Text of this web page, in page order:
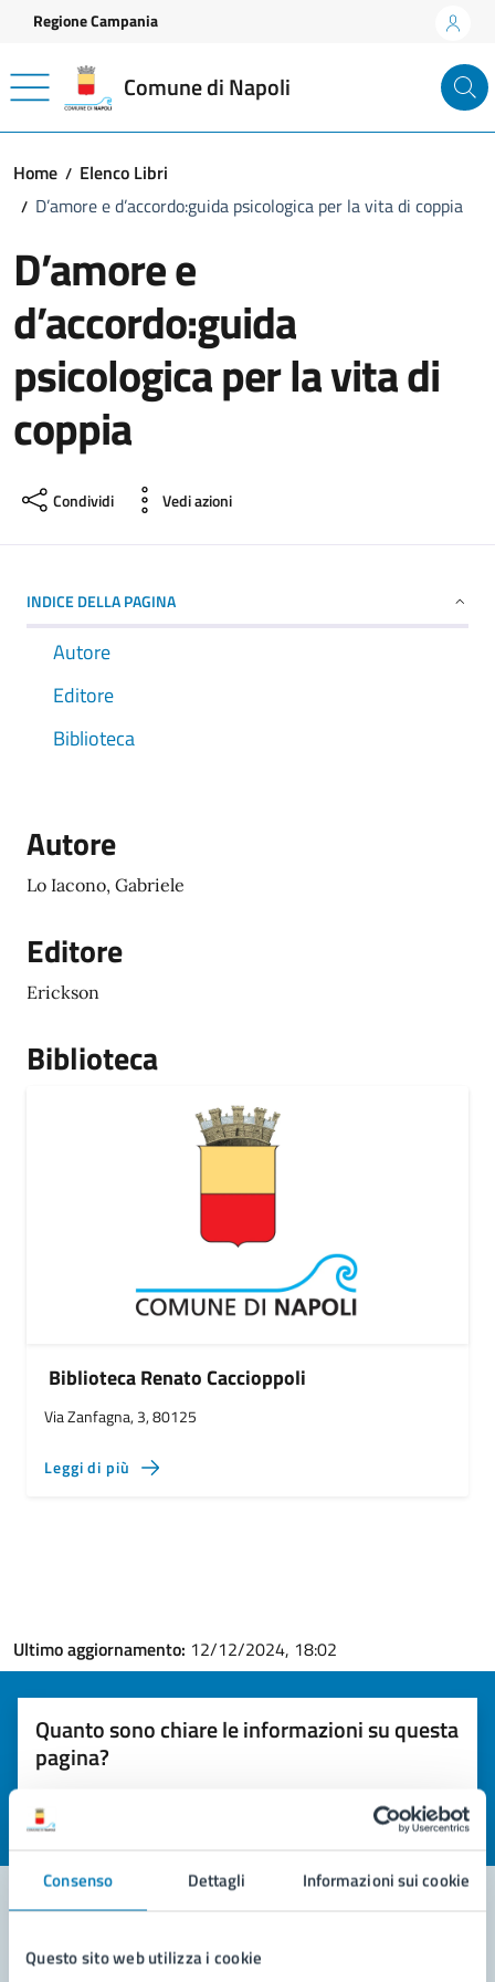
Consenso Dettagli Informazioni sui cookie
Questo sito web utilizza i cookie
Vai ai contenuti
Vai al footer
Regione Campania
Comune di Napoli
Home
Elenco Libri
D’amore e d’accordo:guida psicologica per la vita di coppia
D’amore e
d’accordo:guida
psicologica per la vita di
coppia
Condividi Vedi azioni
INDICE DELLA PAGINA
Autore
Editore
Biblioteca
Autore
Lo Iacono, Gabriele
Editore
Erickson
Biblioteca
Biblioteca Renato Caccioppoli
Via Zanfagna, 3, 80125
Leggi di più
Ultimo aggiornamento: 12/12/2024, 18:02
Quanto sono chiare le informazioni su questa
pagina?
Seleziona il numero di stelle per valutare la chiarezza delle
Valuta 1 stelle su 5
Contatta il comune